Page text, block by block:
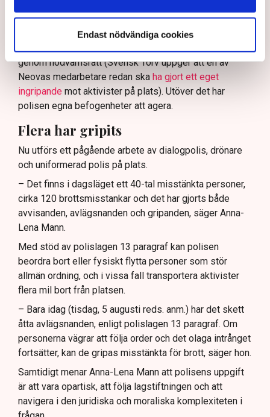
Endast nödvändiga cookies
kommunikationsavdelningen i region Väst, har
verksamhetsutövaren, eller dennes ordningsvakter, rätt
att be personer lämna platsen och skydda sin egendom
genom nödvärnsrätt (Svensk Torv uppger att en av
Neovas medarbetare redan ska ha gjort ett eget
ingripande mot aktivister på plats). Utöver det har
polisen egna befogenheter att agera.
Flera har gripits
Nu utförs ett pågående arbete av dialogpolis, drönare
och uniformerad polis på plats.
– Det finns i dagsläget ett 40-tal misstänkta personer,
cirka 120 brottsmisstankar och det har gjorts både
avvisanden, avlägsnanden och gripanden, säger Anna-
Lena Mann.
Med stöd av polislagen 13 paragraf kan polisen
beordra bort eller fysiskt flytta personer som stör
allmän ordning, och i vissa fall transportera aktivister
flera mil bort från platsen.
– Bara idag (tisdag, 5 augusti reds. anm.) har det skett
åtta avlägsnanden, enligt polislagen 13 paragraf. Om
personerna vägrar att följa order och det olaga intrånget
fortsätter, kan de gripas misstänkta för brott, säger hon.
Samtidigt menar Anna-Lena Mann att polisens uppgift
är att vara opartisk, att följa lagstiftningen och att
navigera i den juridiska och moraliska komplexiteten i